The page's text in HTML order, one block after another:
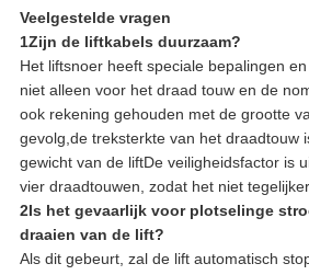
Veelgestelde vragen
1Zijn de liftkabels duurzaam?
Het liftsnoer heeft speciale bepalingen
niet alleen voor het draad touw en de
ook rekening gehouden met de grootte
gevolg,de treksterkte van het draadtouw
gewicht van de liftDe veiligheidsfactor is
vier draadtouwen, zodat het niet
2Is het gevaarlijk voor plotselinge
draaien van de lift?
Als dit gebeurt, zal de lift automatisch